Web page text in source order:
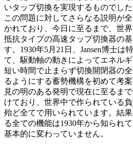
いタップ切換を実現するものでし
この問題に対してさらなる説明が
かれており、今日に至るまで、世
抵抗タイプの高速タップ切換器の
す。1930年5月21日、Jansen博士は
て、駆動軸の動きによってエネル
短い時間で止まらず切換開閉器の
るようにする蓄勢機構を初めて考
見の明のある発明で現在に至るま
けており、世界中で作られている
殆ど全てで用いられています。結
る全ての機能は1930年から知られ
基本的に変わっていません。